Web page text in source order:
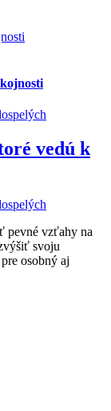
vedú k
pevné vzťahy na
svoju
osobný aj